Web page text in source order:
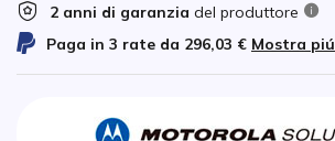
2 anni di garanzia del produttore
Paga in 3 rate da 296,03 € Mostra piú